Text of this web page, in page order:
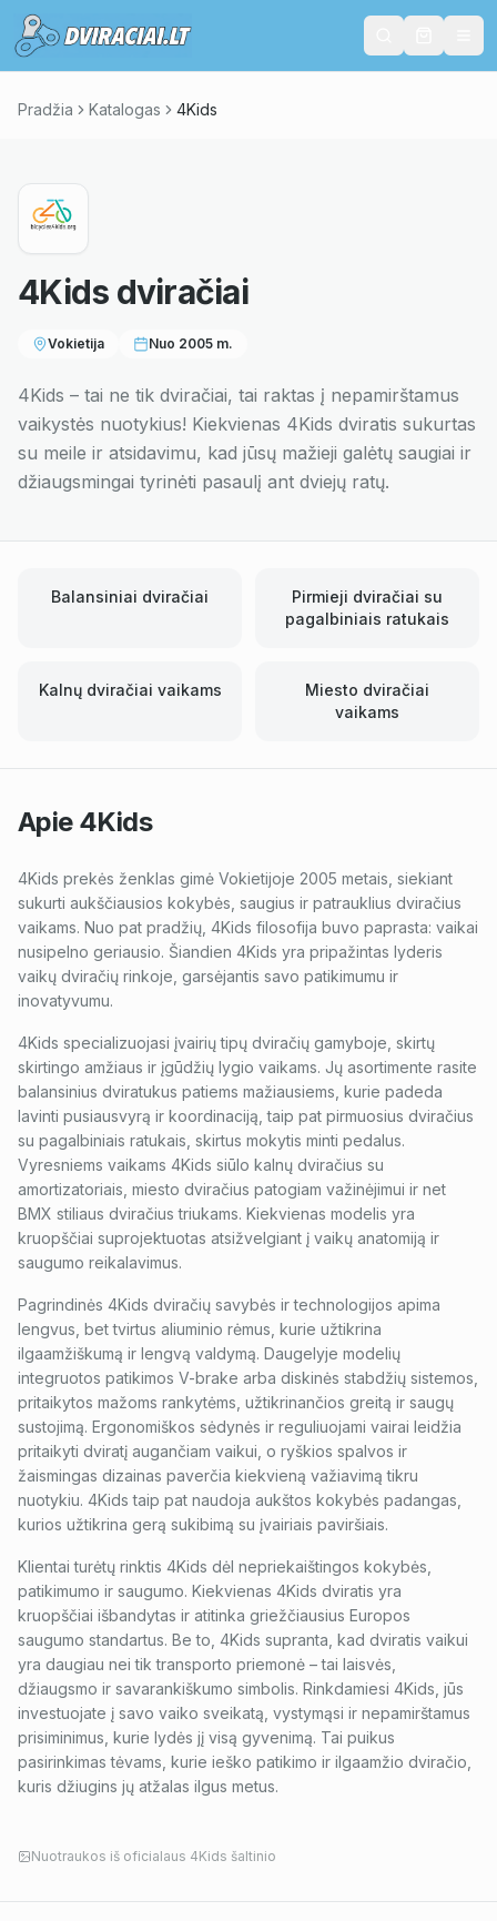
Pradžia Katalogas 4Kids
4Kids dviračiai
Vokietija Nuo 2005 m.
4Kids – tai ne tik dviračiai, tai raktas į nepamirštamus
vaikystės nuotykius! Kiekvienas 4Kids dviratis sukurtas
su meile ir atsidavimu, kad jūsų mažieji galėtų saugiai ir
džiaugsmingai tyrinėti pasaulį ant dviejų ratų.
Balansiniai dviračiai
Pirmieji dviračiai su
pagalbiniais ratukais
Kalnų dviračiai vaikams
Miesto dviračiai
vaikams
Apie 4Kids
4Kids prekės ženklas gimė Vokietijoje 2005 metais, siekiant
sukurti aukščiausios kokybės, saugius ir patrauklius dviračius
vaikams. Nuo pat pradžių, 4Kids filosofija buvo paprasta: vaikai
nusipelno geriausio. Šiandien 4Kids yra pripažintas lyderis
vaikų dviračių rinkoje, garsėjantis savo patikimumu ir
inovatyvumu.
4Kids specializuojasi įvairių tipų dviračių gamyboje, skirtų
skirtingo amžiaus ir įgūdžių lygio vaikams. Jų asortimente rasite
balansinius dviratukus patiems mažiausiems, kurie padeda
lavinti pusiausvyrą ir koordinaciją, taip pat pirmuosius dviračius
su pagalbiniais ratukais, skirtus mokytis minti pedalus.
Vyresniems vaikams 4Kids siūlo kalnų dviračius su
amortizatoriais, miesto dviračius patogiam važinėjimui ir net
BMX stiliaus dviračius triukams. Kiekvienas modelis yra
kruopščiai suprojektuotas atsižvelgiant į vaikų anatomiją ir
saugumo reikalavimus.
Pagrindinės 4Kids dviračių savybės ir technologijos apima
lengvus, bet tvirtus aliuminio rėmus, kurie užtikrina
ilgaamžiškumą ir lengvą valdymą. Daugelyje modelių
integruotos patikimos V-brake arba diskinės stabdžių sistemos,
pritaikytos mažoms rankytėms, užtikrinančios greitą ir saugų
sustojimą. Ergonomiškos sėdynės ir reguliuojami vairai leidžia
pritaikyti dviratį augančiam vaikui, o ryškios spalvos ir
žaismingas dizainas paverčia kiekvieną važiavimą tikru
nuotykiu. 4Kids taip pat naudoja aukštos kokybės padangas,
kurios užtikrina gerą sukibimą su įvairiais paviršiais.
Klientai turėtų rinktis 4Kids dėl nepriekaištingos kokybės,
patikimumo ir saugumo. Kiekvienas 4Kids dviratis yra
kruopščiai išbandytas ir atitinka griežčiausius Europos
saugumo standartus. Be to, 4Kids supranta, kad dviratis vaikui
yra daugiau nei tik transporto priemonė – tai laisvės,
džiaugsmo ir savarankiškumo simbolis. Rinkdamiesi 4Kids, jūs
investuojate į savo vaiko sveikatą, vystymąsi ir nepamirštamus
prisiminimus, kurie lydės jį visą gyvenimą. Tai puikus
pasirinkimas tėvams, kurie ieško patikimo ir ilgaamžio dviračio,
kuris džiugins jų atžalas ilgus metus.
Nuotraukos iš oficialaus 4Kids šaltinio